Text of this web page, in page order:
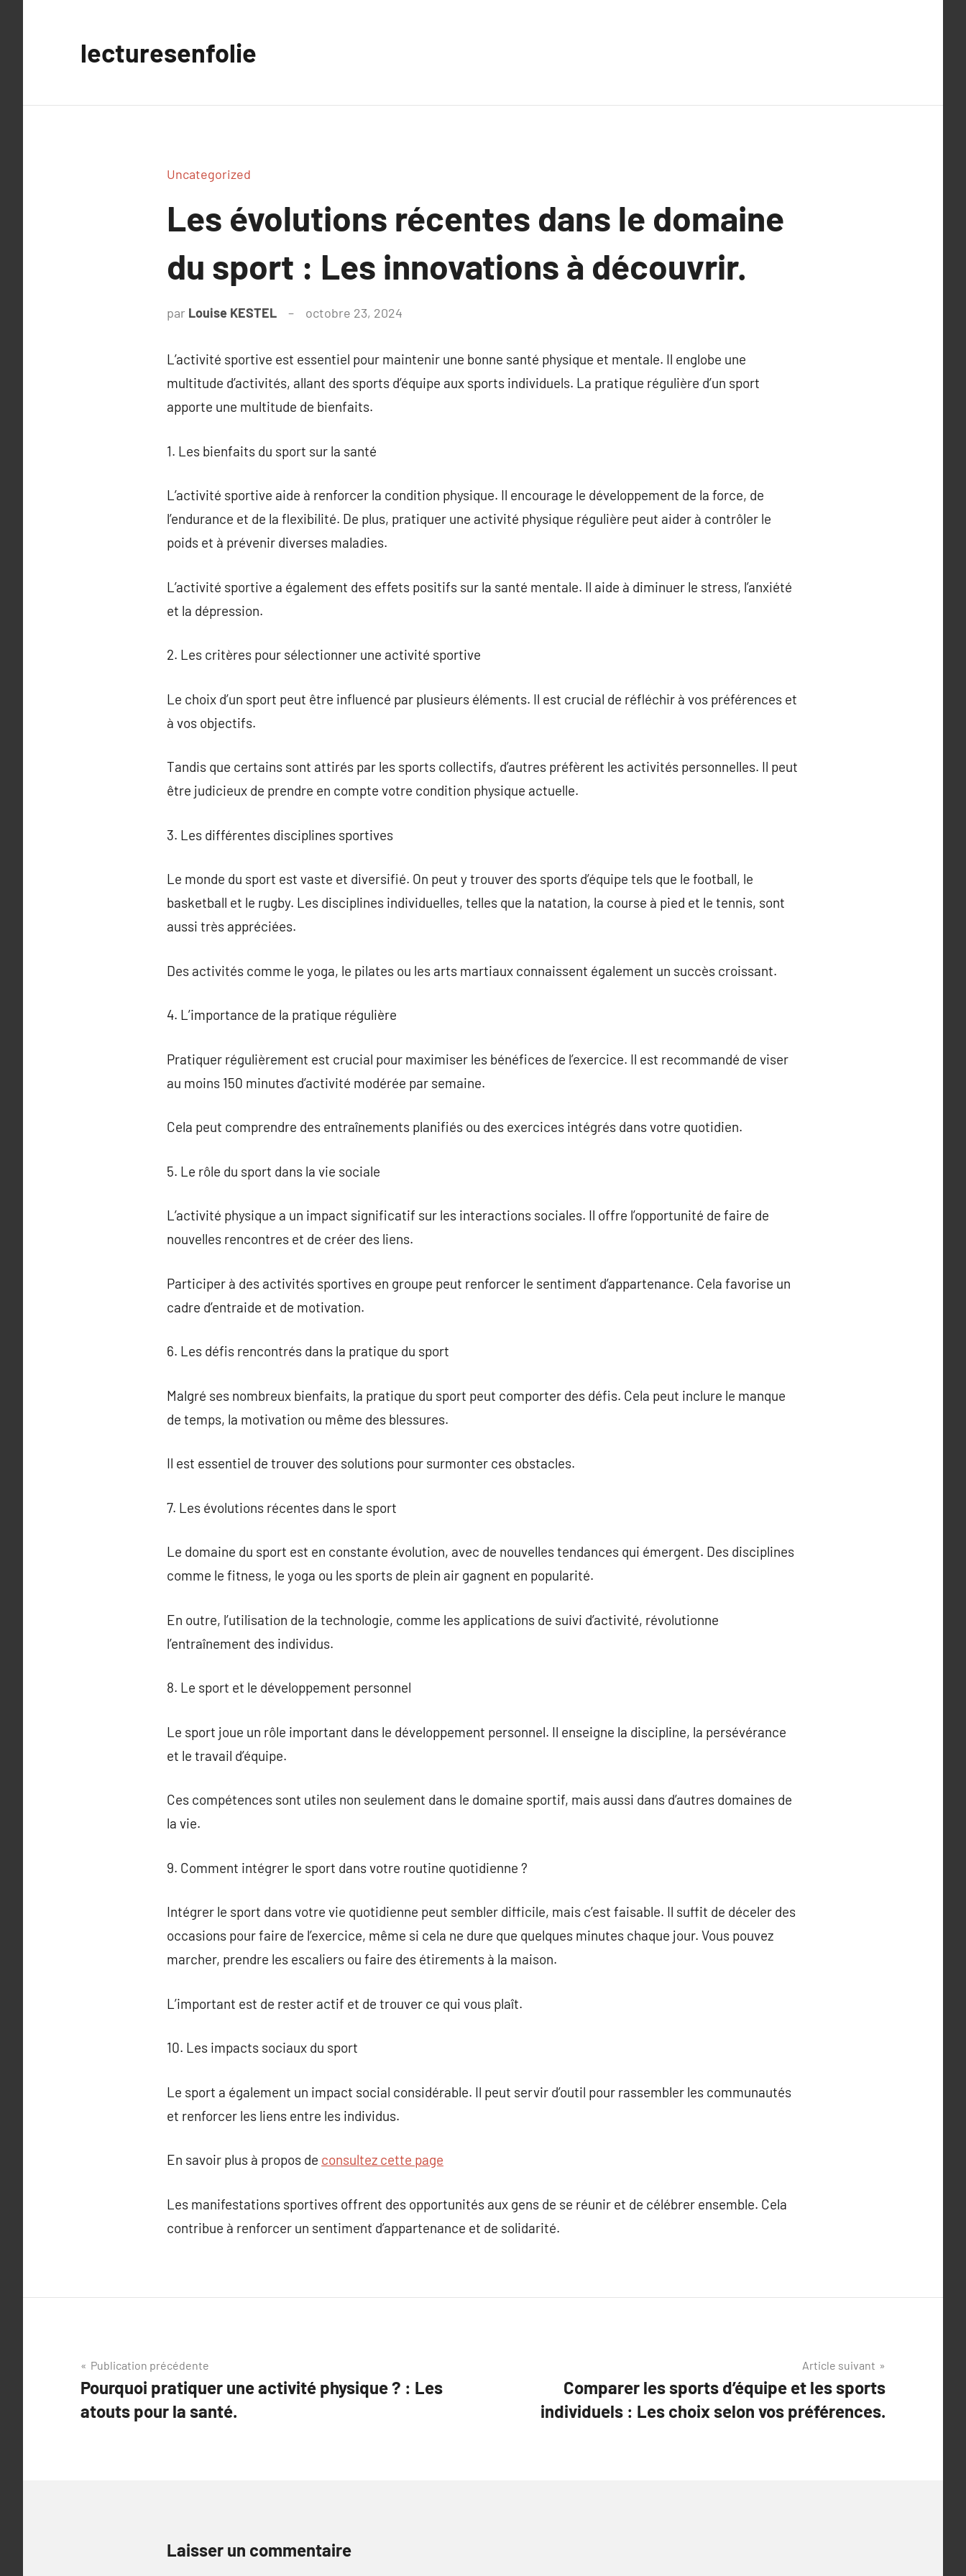
lecturesenfolie
Uncategorized
Les évolutions récentes dans le domaine
du sport : Les innovations à découvrir.
par Louise KESTEL octobre 23, 2024
L’activité sportive est essentiel pour maintenir une bonne santé physique et mentale. Il englobe une
multitude d’activités, allant des sports d’équipe aux sports individuels. La pratique régulière d’un sport
apporte une multitude de bienfaits.
1. Les bienfaits du sport sur la santé
L’activité sportive aide à renforcer la condition physique. Il encourage le développement de la force, de
l’endurance et de la flexibilité. De plus, pratiquer une activité physique régulière peut aider à contrôler le
poids et à prévenir diverses maladies.
L’activité sportive a également des effets positifs sur la santé mentale. Il aide à diminuer le stress, l’anxiété
et la dépression.
2. Les critères pour sélectionner une activité sportive
Le choix d’un sport peut être influencé par plusieurs éléments. Il est crucial de réfléchir à vos préférences et
à vos objectifs.
Tandis que certains sont attirés par les sports collectifs, d’autres préfèrent les activités personnelles. Il peut
être judicieux de prendre en compte votre condition physique actuelle.
3. Les différentes disciplines sportives
Le monde du sport est vaste et diversifié. On peut y trouver des sports d’équipe tels que le football, le
basketball et le rugby. Les disciplines individuelles, telles que la natation, la course à pied et le tennis, sont
aussi très appréciées.
Des activités comme le yoga, le pilates ou les arts martiaux connaissent également un succès croissant.
4. L’importance de la pratique régulière
Pratiquer régulièrement est crucial pour maximiser les bénéfices de l’exercice. Il est recommandé de viser
au moins 150 minutes d’activité modérée par semaine.
Cela peut comprendre des entraînements planifiés ou des exercices intégrés dans votre quotidien.
5. Le rôle du sport dans la vie sociale
L’activité physique a un impact significatif sur les interactions sociales. Il offre l’opportunité de faire de
nouvelles rencontres et de créer des liens.
Participer à des activités sportives en groupe peut renforcer le sentiment d’appartenance. Cela favorise un
cadre d’entraide et de motivation.
6. Les défis rencontrés dans la pratique du sport
Malgré ses nombreux bienfaits, la pratique du sport peut comporter des défis. Cela peut inclure le manque
de temps, la motivation ou même des blessures.
Il est essentiel de trouver des solutions pour surmonter ces obstacles.
7. Les évolutions récentes dans le sport
Le domaine du sport est en constante évolution, avec de nouvelles tendances qui émergent. Des disciplines
comme le fitness, le yoga ou les sports de plein air gagnent en popularité.
En outre, l’utilisation de la technologie, comme les applications de suivi d’activité, révolutionne
l’entraînement des individus.
8. Le sport et le développement personnel
Le sport joue un rôle important dans le développement personnel. Il enseigne la discipline, la persévérance
et le travail d’équipe.
Ces compétences sont utiles non seulement dans le domaine sportif, mais aussi dans d’autres domaines de
la vie.
9. Comment intégrer le sport dans votre routine quotidienne ?
Intégrer le sport dans votre vie quotidienne peut sembler difficile, mais c’est faisable. Il suffit de déceler des
occasions pour faire de l’exercice, même si cela ne dure que quelques minutes chaque jour. Vous pouvez
marcher, prendre les escaliers ou faire des étirements à la maison.
L’important est de rester actif et de trouver ce qui vous plaît.
10. Les impacts sociaux du sport
Le sport a également un impact social considérable. Il peut servir d’outil pour rassembler les communautés
et renforcer les liens entre les individus.
En savoir plus à propos de consultez cette page
Les manifestations sportives offrent des opportunités aux gens de se réunir et de célébrer ensemble. Cela
contribue à renforcer un sentiment d’appartenance et de solidarité.
Navigation
de
l’article
Publication précédente
Pourquoi pratiquer une activité physique ? : Les
atouts pour la santé.
Article suivant
Comparer les sports d’équipe et les sports
individuels : Les choix selon vos préférences.
Laisser un commentaire